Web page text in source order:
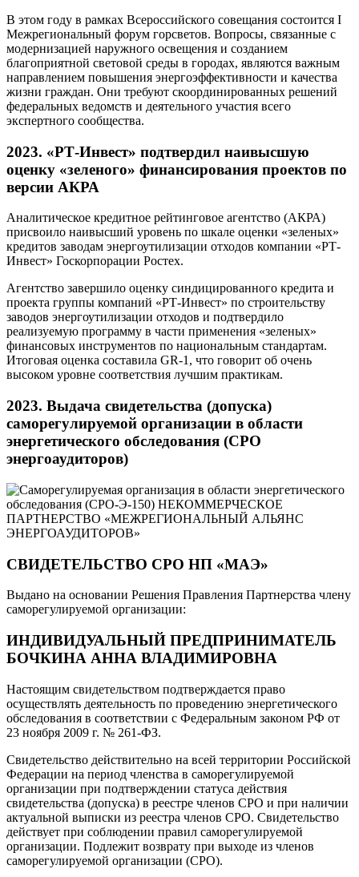
В этом году в рамках Всероссийского совещания состоится I
Межрегиональный форум горсветов. Вопросы, связанные с
модернизацией наружного освещения и созданием
благоприятной световой среды в городах, являются важным
направлением повышения энергоэффективности и качества
жизни граждан. Они требуют скоординированных решений
федеральных ведомств и деятельного участия всего
экспертного сообщества.
2023. «РТ-Инвест» подтвердил наивысшую
оценку «зеленого» финансирования проектов по
версии АКРА
Аналитическое кредитное рейтинговое агентство (АКРА)
присвоило наивысший уровень по шкале оценки «зеленых»
кредитов заводам энергоутилизации отходов компании «РТ-
Инвест» Госкорпорации Ростех.
Агентство завершило оценку синдицированного кредита и
проекта группы компаний «РТ-Инвест» по строительству
заводов энергоутилизации отходов и подтвердило
реализуемую программу в части применения «зеленых»
финансовых инструментов по национальным стандартам.
Итоговая оценка составила GR-1, что говорит об очень
высоком уровне соответствия лучшим практикам.
2023. Выдача свидетельства (допуска)
саморегулируемой организации в области
энергетического обследования (СРО
энергоаудиторов)
СВИДЕТЕЛЬСТВО СРО НП «МАЭ»
Выдано на основании Решения Правления Партнерства члену
саморегулируемой организации:
ИНДИВИДУАЛЬНЫЙ ПРЕДПРИНИМАТЕЛЬ
БОЧКИНА АННА ВЛАДИМИРОВНА
Настоящим свидетельством подтверждается право
осуществлять деятельность по проведению энергетического
обследования в соответствии с Федеральным законом РФ от
23 ноября 2009 г. № 261-ФЗ.
Свидетельство действительно на всей территории Российской
Федерации на период членства в саморегулируемой
организации при подтверждении статуса действия
свидетельства (допуска) в реестре членов СРО и при наличии
актуальной выписки из реестра членов СРО. Свидетельство
действует при соблюдении правил саморегулируемой
организации. Подлежит возврату при выходе из членов
саморегулируемой организации (СРО).